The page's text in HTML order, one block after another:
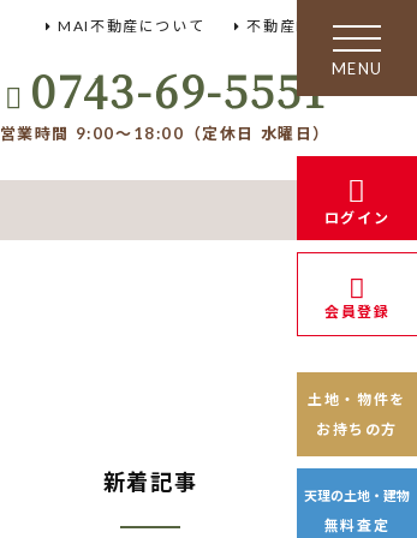
0743-69-5551
営業時間 9:00～18:00（定休日 水曜日）
MAI不動産について 不動産FAQ
toggle
navigation
ログイン
会員登録
土地・物件を
お持ちの方
天理の土地・建物
無料査定
新着記事